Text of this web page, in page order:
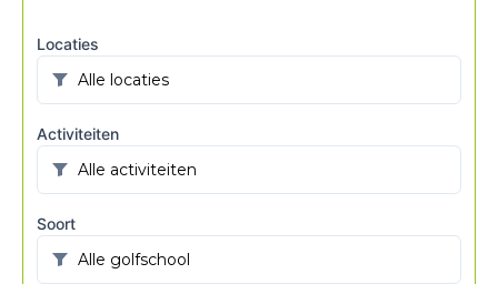
Locaties
Activiteiten
Soort